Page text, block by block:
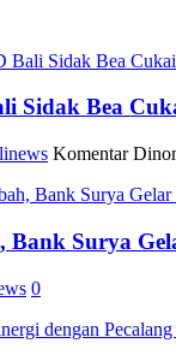
Sidak Bea
Komentar
Bank Surya
0